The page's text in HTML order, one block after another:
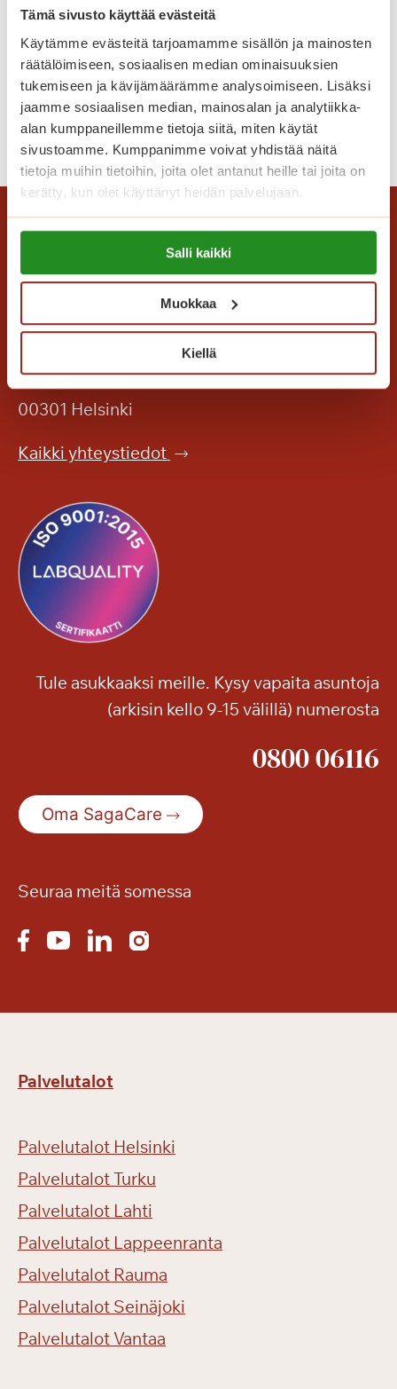
Tämä sivusto käyttää evästeitä
Käytämme evästeitä tarjoamamme sisällön ja mainosten
räätälöimiseen, sosiaalisen median ominaisuuksien
tukemiseen ja kävijämäärämme analysoimiseen. Lisäksi
jaamme sosiaalisen median, mainosalan ja analytiikka-
alan kumppaneillemme tietoja siitä, miten käytät
sivustoamme. Kumppanimme voivat yhdistää näitä
tietoja muihin tietoihin, joita olet antanut heille tai joita on
kerätty, kun olet käyttänyt heidän palvelujaan.
Lue lisää evästeistä:
https://sagacare.fi/evasteet/
Salli kaikki
Muokkaa
Kiellä
e
r
ä
t
t
ä
v
ä
t
u
s
o
t
Lomaonnea
Lue lisää
L
o
m
a
o
e
Saga Care Finland Oy
Mannerheimintie 164 PL 11
00301 Helsinki
Kaikki yhteystiedot
Tule asukkaaksi meille. Kysy vapaita asuntoja
(arkisin kello 9-15 välillä) numerosta
0800 06116
Oma SagaCare
Seuraa meitä somessa
Palvelutalot
Palvelutalot Helsinki
Palvelutalot Turku
Palvelutalot Lahti
Palvelutalot Lappeenranta
Palvelutalot Rauma
Palvelutalot Seinäjoki
Palvelutalot Vantaa